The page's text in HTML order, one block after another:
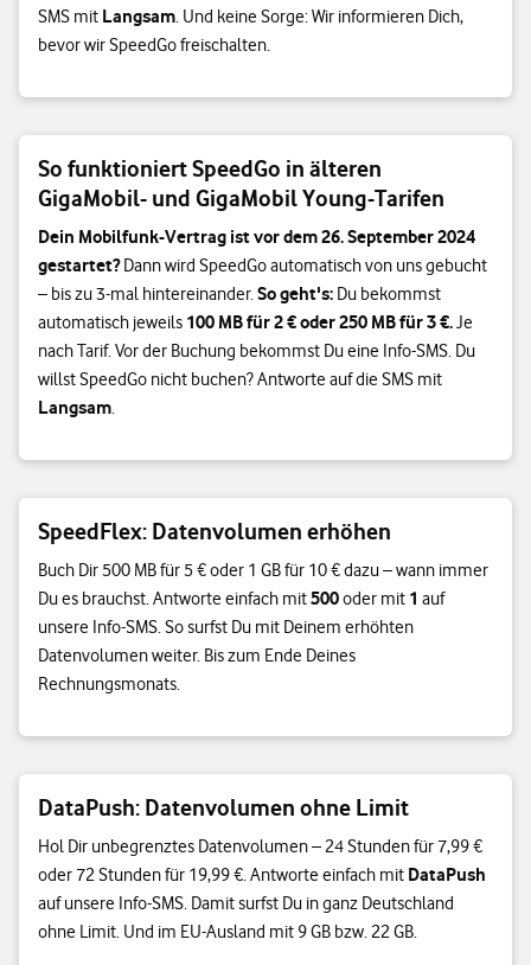
SMS mit Langsam. Und keine Sorge: Wir informieren Dich,
bevor wir SpeedGo freischalten.
So funktioniert SpeedGo in älteren
GigaMobil- und GigaMobil Young-Tarifen
Dein Mobilfunk-Vertrag ist vor dem 26. September 2024
gestartet?Dann wird SpeedGo automatisch von uns gebucht
– bis zu 3-mal hintereinander.So geht's: Du bekommst
automatisch jeweils 100 MB für 2 € oder 250 MB für 3 €.Je
nach Tarif. Vor der Buchung bekommst Du eine Info-SMS. Du
willst SpeedGo nicht buchen? Antworte auf die SMS mit
Langsam.
SpeedFlex: Datenvolumen erhöhen
Buch Dir 500 MB für 5 € oder 1 GB für 10 € dazu – wann immer
Du es brauchst. Antworte einfach mit500oder mit 1 auf
unsere Info-SMS. So surfst Du mit Deinem erhöhten
Datenvolumen weiter. Bis zum Ende Deines
Rechnungsmonats.
DataPush: Datenvolumen ohne Limit
Hol Dir unbegrenztes Datenvolumen – 24 Stunden für 7,99 €
oder 72 Stunden für 19,99 €. Antworte einfach mit DataPush
auf unsere Info-SMS. Damit surfst Du in ganz Deutschland
ohne Limit. Und im EU-Ausland mit 9 GB bzw. 22 GB.